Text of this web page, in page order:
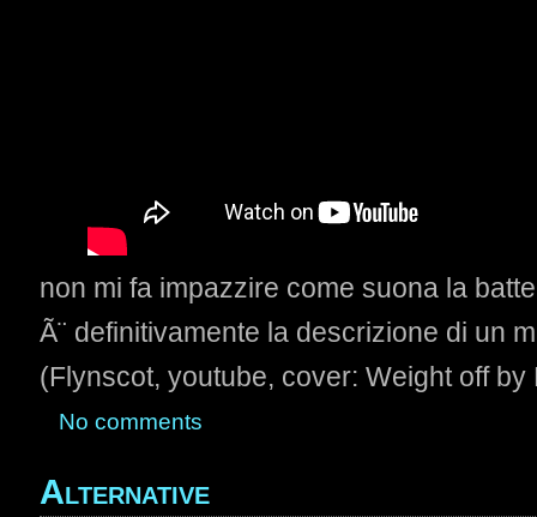
non mi fa impazzire come suona la
Ã¨ definitivamente la descrizione di un
(Flynscot, youtube, cover: Weight off
No comments
Alternative